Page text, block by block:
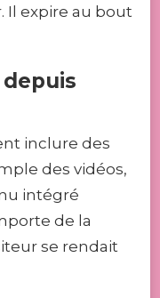
Il expire au bout
inclure des
des vidéos,
intégré
de la
se rendait